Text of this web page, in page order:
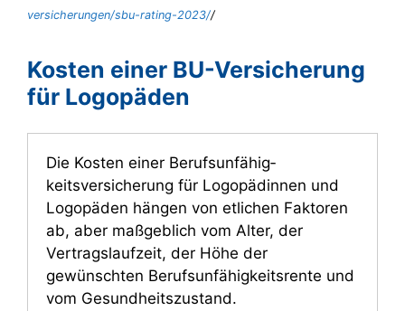
versicherungen/sbu-rating-2023//
Kosten einer BU-Versicherung
für Logopäden
Die Kosten einer Berufs­unfähig­
keitsversicherung für Logopädinnen und
Logopäden hängen von etlichen Faktoren
ab, aber maßgeblich vom Alter, der
Vertragslaufzeit, der Höhe der
gewünschten Berufs­unfähig­keitsrente und
vom Gesundheitszustand.